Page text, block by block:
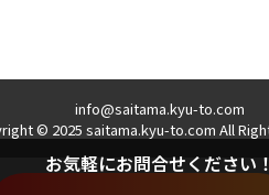
お気軽にお問合せください！
info@saitama.kyu-to.com
© 2025 saitama.kyu-to.com All